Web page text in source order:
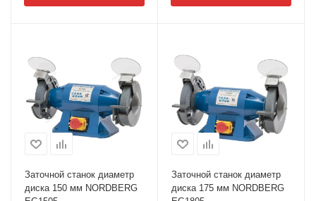
Заточной станок диаметр
диска 150 мм NORDBERG
Заточной станок диаметр
диска 175 мм NORDBERG